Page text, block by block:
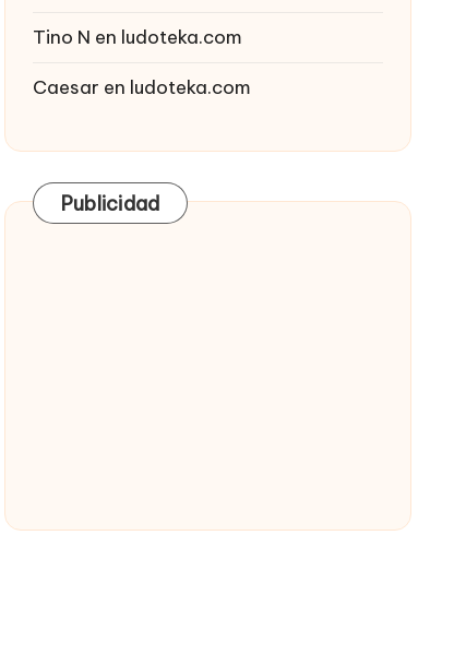
Tino N en ludoteka.com
Caesar en ludoteka.com
Publicidad